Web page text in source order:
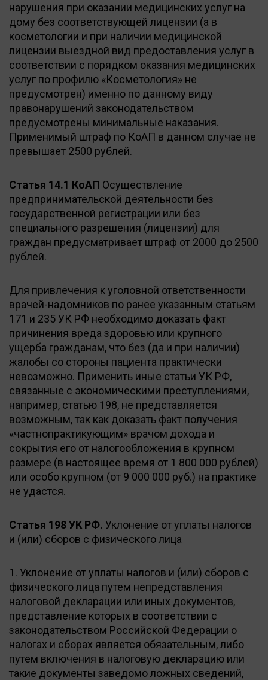
нарушения при оказании медицинских услуг на
дому без соответствующей лицензии (а в
косметологии и при наличии медицинской
лицензии выездной вид предоставления услуг в
соответствии с порядком оказания медицинских
услуг по профилю «Косметология» не
предусмотрен) именно по данному виду
правонарушений законодательством
предусмотрены минимальные наказания.
Применимый штраф по КоАП в данном случае не
превышает 2500 рублей.
Статья 14.1 КоАП Осуществление
предпринимательской деятельности без
государственной регистрации или без
специального разрешения (лицензии) для
граждан предусматривает штраф от 2000 до 2500
рублей.
Для привлечения к уголовной ответственности
врачей-надомников по ранее указанным статьям
171 и 235 УК РФ необходимо доказать факт
причинения вреда здоровью или крупного
ущерба гражданам, что без (да и при наличии)
жалобы со стороны пациента практически
невозможно. Применить иные статьи УК РФ,
связанные с экономическими преступлениями,
например, статью 198, не представляется
возможным, так как доказать факт получения
«частнопрактикующим» врачом дохода и
сокрытия его от налогообложения в крупном
размере (в настоящее время от 1 800 000 рублей)
или особо крупном (от 9 000 000 руб.) на практике
не удастся.
Статья 198 УК РФ. Уклонение от уплаты налогов
и (или) сборов с физического лица
1. Уклонение от уплаты налогов и (или) сборов с
физического лица путем непредставления
налоговой декларации или иных документов,
представление которых в соответствии с
законодательством Российской Федерации о
налогах и сборах является обязательным, либо
путем включения в налоговую декларацию или
такие документы заведомо ложных сведений,